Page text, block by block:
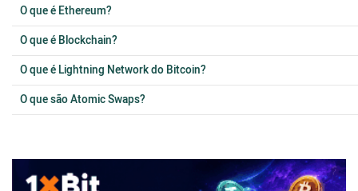
O que é Ethereum?
O que é Blockchain?
O que é Lightning Network do Bitcoin?
O que são Atomic Swaps?